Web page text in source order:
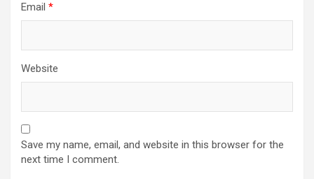
Email *
Website
Save my name, email, and website in this browser for the
next time I comment.